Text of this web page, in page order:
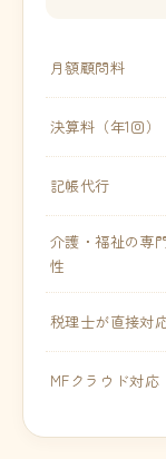
月額顧問料
決算料（年1回）
記帳代行
介護・福祉の専
性
税理士が直接対
MFクラウド対応